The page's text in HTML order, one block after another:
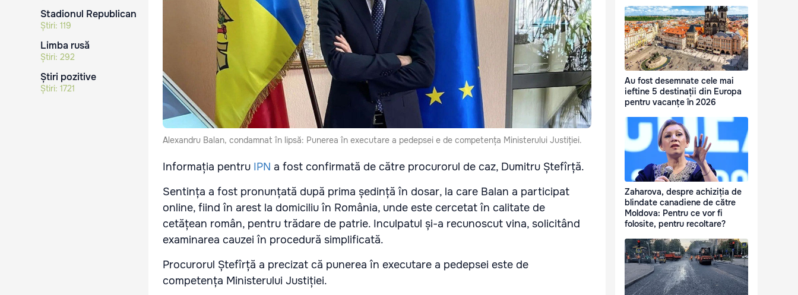
Stadionul Republican
Știri: 119
Limba rusă
Știri: 292
Știri pozitive
Știri: 1721
Alexandru Balan, condamnat în lipsă: Punerea în executare a pedepsei e de competența Ministerului Justiției.
Informația pentru IPN a fost confirmată de către procurorul de caz, Dumitru Ștefîrță.
Sentința a fost pronunțată după prima ședință în dosar, la care Balan a participat
online, fiind în arest la domiciliu în România, unde este cercetat în calitate de
cetățean român, pentru trădare de patrie. Inculpatul și-a recunoscut vina, solicitând
examinarea cauzei în procedură simplificată.
Procurorul Ștefîrță a precizat că punerea în executare a pedepsei este de
competența Ministerului Justiției.
Au fost desemnate cele mai
ieftine 5 destinații din Europa
pentru vacanțe în 2026
Zaharova, despre achiziția de
blindate canadiene de către
Moldova: Pentru ce vor fi
folosite, pentru recoltare?